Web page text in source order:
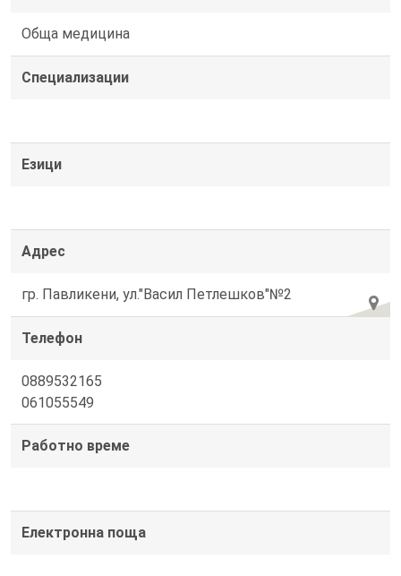
Обща медицина
Специализации
Езици
Адрес
гр. Павликени, ул."Васил Петлешков"№2
Телефон
0889532165
061055549
Работно време
Електронна поща